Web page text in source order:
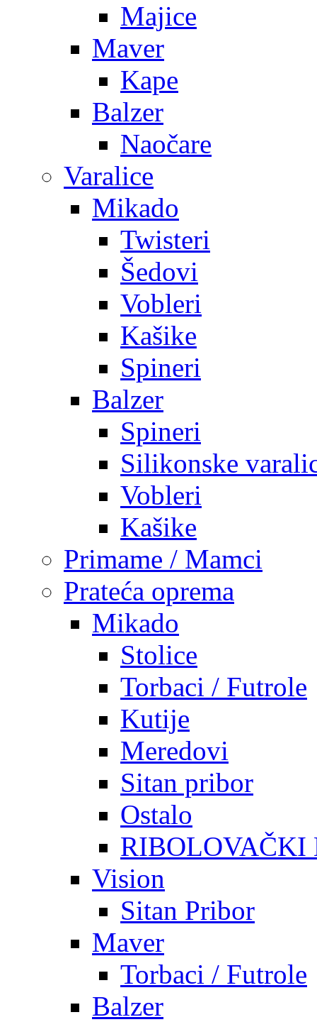
Majice
Maver
Kape
Balzer
Naočare
Varalice
Mikado
Twisteri
Šedovi
Vobleri
Kašike
Spineri
Balzer
Spineri
Silikonske
Vobleri
Kašike
Primame / Mamci
Prateća oprema
Mikado
Stolice
Torbaci / Futrole
Kutije
Meredovi
Sitan pribor
Ostalo
RIBOLOVAČKI
Vision
Sitan Pribor
Maver
Torbaci / Futrole
Balzer